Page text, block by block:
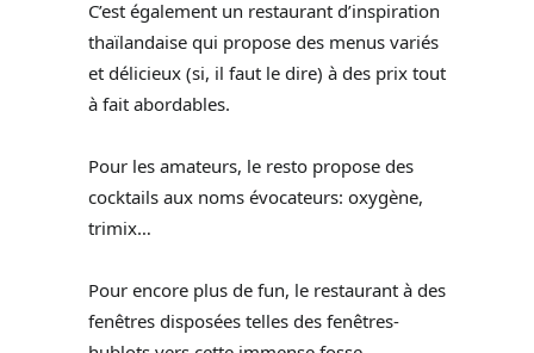
C’est également un restaurant d’inspiration
thaïlandaise qui propose des menus variés
et délicieux (si, il faut le dire) à des prix tout
à fait abordables.
Pour les amateurs, le resto propose des
cocktails aux noms évocateurs: oxygène,
trimix…
Pour encore plus de fun, le restaurant à des
fenêtres disposées telles des fenêtres-